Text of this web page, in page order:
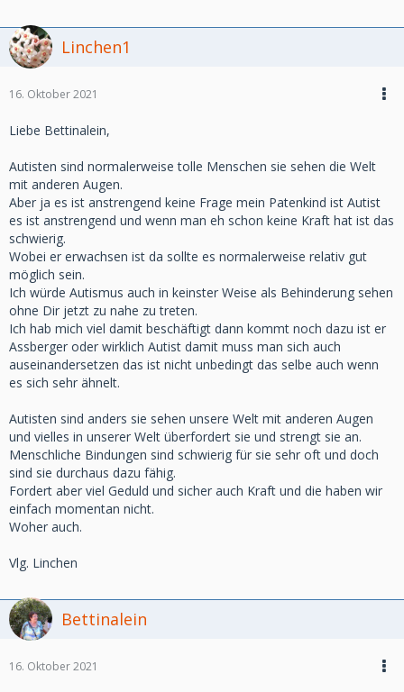
Linchen1
16. Oktober 2021
Liebe Bettinalein,
Autisten sind normalerweise tolle Menschen sie sehen die Welt
mit anderen Augen.
Aber ja es ist anstrengend keine Frage mein Patenkind ist Autist
es ist anstrengend und wenn man eh schon keine Kraft hat ist das
schwierig.
Wobei er erwachsen ist da sollte es normalerweise relativ gut
möglich sein.
Ich würde Autismus auch in keinster Weise als Behinderung sehen
ohne Dir jetzt zu nahe zu treten.
Ich hab mich viel damit beschäftigt dann kommt noch dazu ist er
Assberger oder wirklich Autist damit muss man sich auch
auseinandersetzen das ist nicht unbedingt das selbe auch wenn
es sich sehr ähnelt.
Autisten sind anders sie sehen unsere Welt mit anderen Augen
und vielles in unserer Welt überfordert sie und strengt sie an.
Menschliche Bindungen sind schwierig für sie sehr oft und doch
sind sie durchaus dazu fähig.
Fordert aber viel Geduld und sicher auch Kraft und die haben wir
einfach momentan nicht.
Woher auch.
Vlg. Linchen
Bettinalein
16. Oktober 2021